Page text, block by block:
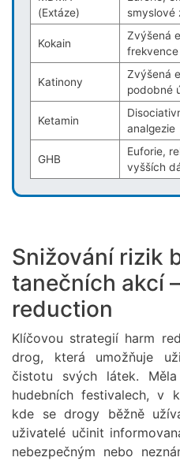
(Extáze)
smyslové
Kokain
Zvýšená
Katinony
Zvýšená
podobné
Ketamin
analgezie
GHB
Euforie,
vyšších
Snižování rizik
tanečních akcí
reduction
Klíčovou strategií harm
drog, která umožňuje
čistotu svých látek.
hudebních festivalech, v
kde se drogy běžně
uživatelé učinit
nebezpečným nebo